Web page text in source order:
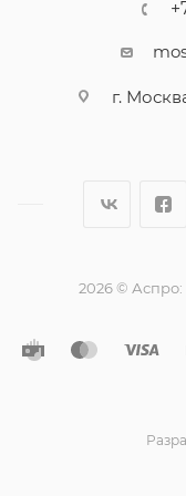
г.
2026 ©